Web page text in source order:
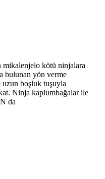
mikalenjelo kötü ninjalara
bulunan yön verme
uzun boşluk tuşuyla
Ninja kaplumbağalar ile
da